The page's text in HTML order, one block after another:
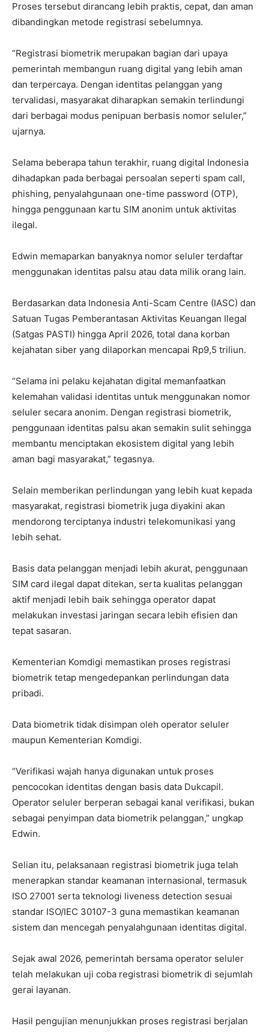
I WANT IN
I've read and accept the Privacy Policy
Proses tersebut dirancang lebih praktis, cepat, dan aman
dibandingkan metode registrasi sebelumnya.
“Registrasi biometrik merupakan bagian dari upaya
pemerintah membangun ruang digital yang lebih aman
dan terpercaya. Dengan identitas pelanggan yang
tervalidasi, masyarakat diharapkan semakin terlindungi
dari berbagai modus penipuan berbasis nomor seluler,”
ujarnya.
Selama beberapa tahun terakhir, ruang digital Indonesia
dihadapkan pada berbagai persoalan seperti spam call,
phishing, penyalahgunaan one-time password (OTP),
hingga penggunaan kartu SIM anonim untuk aktivitas
ilegal.
Edwin memaparkan banyaknya nomor seluler terdaftar
menggunakan identitas palsu atau data milik orang lain.
Berdasarkan data Indonesia Anti-Scam Centre (IASC) dan
Satuan Tugas Pemberantasan Aktivitas Keuangan Ilegal
(Satgas PASTI) hingga April 2026, total dana korban
kejahatan siber yang dilaporkan mencapai Rp9,5 triliun.
“Selama ini pelaku kejahatan digital memanfaatkan
kelemahan validasi identitas untuk menggunakan nomor
seluler secara anonim. Dengan registrasi biometrik,
penggunaan identitas palsu akan semakin sulit sehingga
membantu menciptakan ekosistem digital yang lebih
aman bagi masyarakat,” tegasnya.
Selain memberikan perlindungan yang lebih kuat kepada
masyarakat, registrasi biometrik juga diyakini akan
mendorong terciptanya industri telekomunikasi yang
lebih sehat.
Basis data pelanggan menjadi lebih akurat, penggunaan
SIM card ilegal dapat ditekan, serta kualitas pelanggan
aktif menjadi lebih baik sehingga operator dapat
melakukan investasi jaringan secara lebih efisien dan
tepat sasaran.
Kementerian Komdigi memastikan proses registrasi
biometrik tetap mengedepankan perlindungan data
pribadi.
Data biometrik tidak disimpan oleh operator seluler
maupun Kementerian Komdigi.
“Verifikasi wajah hanya digunakan untuk proses
pencocokan identitas dengan basis data Dukcapil.
Operator seluler berperan sebagai kanal verifikasi, bukan
sebagai penyimpan data biometrik pelanggan,” ungkap
Edwin.
Selian itu, pelaksanaan registrasi biometrik juga telah
menerapkan standar keamanan internasional, termasuk
ISO 27001 serta teknologi liveness detection sesuai
standar ISO/IEC 30107-3 guna memastikan keamanan
sistem dan mencegah penyalahgunaan identitas digital.
Sejak awal 2026, pemerintah bersama operator seluler
telah melakukan uji coba registrasi biometrik di sejumlah
gerai layanan.
Hasil pengujian menunjukkan proses registrasi berjalan